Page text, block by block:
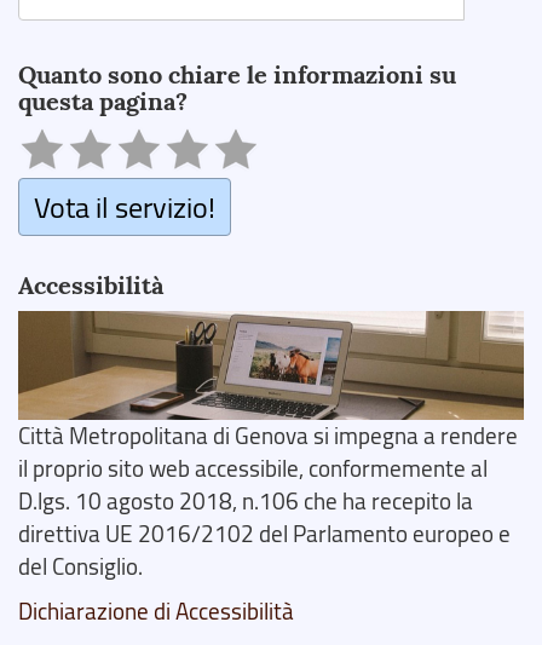
Quanto sono chiare le informazioni su
questa pagina?
Vota il servizio!
Accessibilità
Città Metropolitana di Genova si impegna a rendere
il proprio sito web accessibile, conformemente al
D.lgs. 10 agosto 2018, n.106 che ha recepito la
direttiva UE 2016/2102 del Parlamento europeo e
del Consiglio.
Dichiarazione di Accessibilità